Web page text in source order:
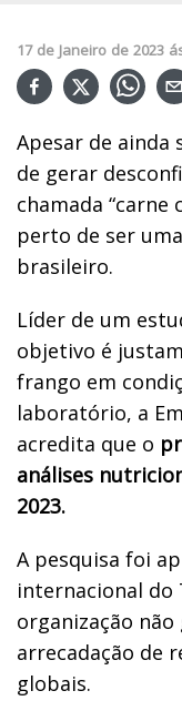
17 de Janeiro de 2023
Apesar de ainda
de gerar
chamada “carne
perto de ser
brasileiro.
Líder de um
objetivo é
frango em
laboratório, a
acredita que o
análises
2023.
A pesquisa foi
internacional do
organização
arrecadação de
globais.